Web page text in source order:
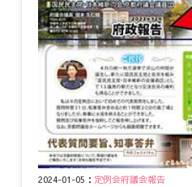
2024-01-05： 定例会府議会報告